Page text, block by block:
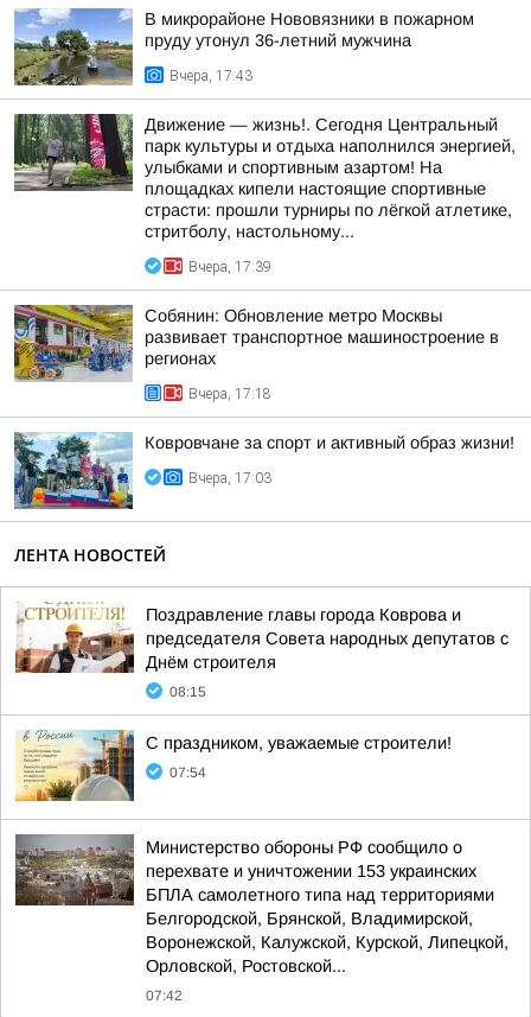
В микрорайоне Нововязники в пожарном
пруду утонул 36-летний мужчина
Вчера, 17:43
Движение — жизнь!. Сегодня Центральный
парк культуры и отдыха наполнился энергией,
улыбками и спортивным азартом! На
площадках кипели настоящие спортивные
страсти: прошли турниры по лёгкой атлетике,
стритболу, настольному...
Вчера, 17:39
Собянин: Обновление метро Москвы
развивает транспортное машиностроение в
регионах
Вчера, 17:18
Ковровчане за спорт и активный образ жизни!
Вчера, 17:03
ЛЕНТА НОВОСТЕЙ
Поздравление главы города Коврова и
председателя Совета народных депутатов с
Днём строителя
08:15
С праздником, уважаемые строители!
07:54
Министерство обороны РФ сообщило о
перехвате и уничтожении 153 украинских
БПЛА самолетного типа над территориями
Белгородской, Брянской, Владимирской,
Воронежской, Калужской, Курской, Липецкой,
Орловской, Ростовской...
07:42